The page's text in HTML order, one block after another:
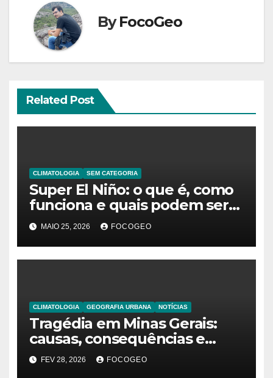
ByFocoGeo
Related Post
CLIMATOLOGIA SEM CATEGORIA
Super El Niño: o que é, como
funciona e quais podem ser
os impactos desse fenômeno
climático extremo no Brasil e
no mundo
MAIO 25, 2026 FOCOGEO
CLIMATOLOGIA GEOGRAFIA URBANA NOTÍCIAS
Tragédia em Minas Gerais:
causas, consequências e
explicação do fenômeno que
desencadeou as chuvas
FEV 28, 2026 FOCOGEO